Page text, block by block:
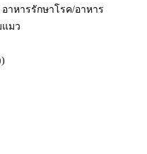
อาหารรักษาโรค/อาหาร
แมว